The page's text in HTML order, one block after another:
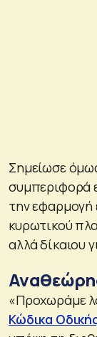
Σημείωσε
συμπεριφορά
την
κυρωτικού
αλλά δίκαιου
«Προχωράμε
Κώδικα